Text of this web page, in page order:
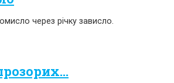
через річку зависло.